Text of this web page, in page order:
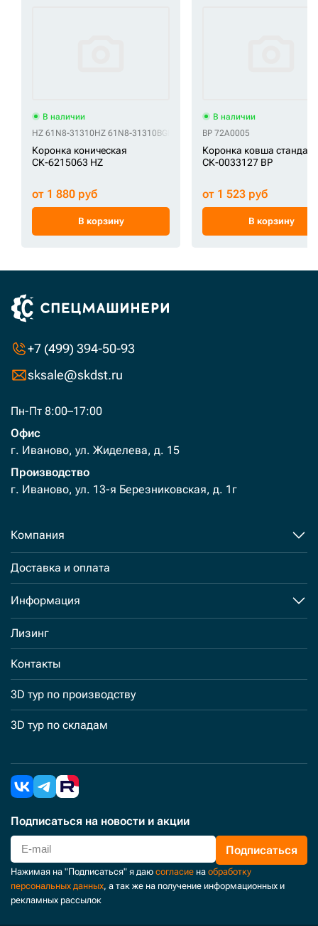
В наличии
HZ 61N8-31310HZ 61N8-31310BG HZ 61N8-31310GGHZ E262-3046
Коронка коническая
СК-6215063 HZ
от 1 880 руб
В корзину
В наличии
BP 72A0005
Коронка ковша
СК-0033127 BP
от 1 523 руб
В корзину
+7 (499) 394-50-93
sksale@skdst.ru
Пн-Пт 8:00–17:00
Офис
г. Иваново, ул. Жиделева, д. 15
Производство
г. Иваново, ул. 13-я Березниковская, д. 1г
Компания
Доставка и оплата
Информация
Лизинг
Контакты
3D тур по производству
3D тур по складам
Подписаться на новости и акции
Подписаться
Нажимая на "Подписаться" я даю согласие на обработку
персональных данных, а так же на получение информационных и
рекламных рассылок